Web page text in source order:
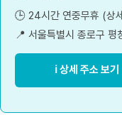
🕒 24시간 연중무휴 (상
📍 서울특별시 종로구 평
ℹ️ 상세 주소 보기